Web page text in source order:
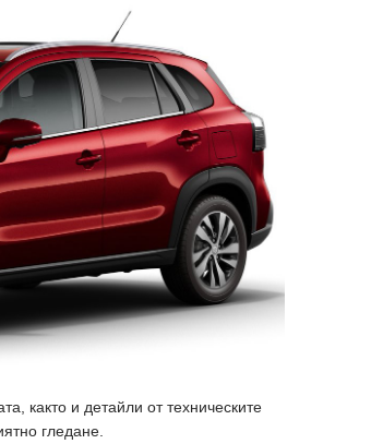
както и детайли от техническите
гледане.